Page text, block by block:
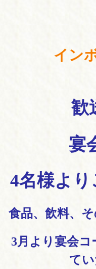
イン
歓
宴
4名様よ
食品、飲料、
3月より宴会
て